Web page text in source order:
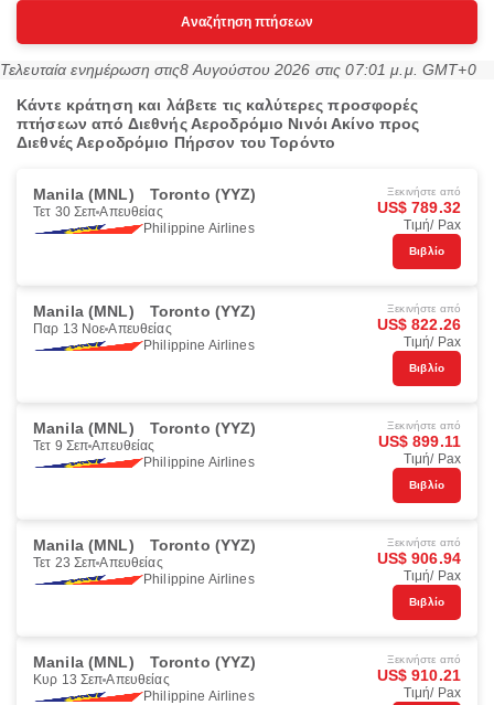
Αναζήτηση πτήσεων
Τελευταία ενημέρωση στις8 Αυγούστου 2026 στις 07:01 μ.μ. GMT+0
Κάντε κράτηση και λάβετε τις καλύτερες προσφορές
πτήσεων από Διεθνής Αεροδρόμιο Νινόι Ακίνο προς
Διεθνές Αεροδρόμιο Πήρσον του Τορόντο
Manila (MNL) Toronto (YYZ)
Τετ 30 Σεπ Απευθείας
Philippine Airlines
Ξεκινήστε από
US$ 789.32
Τιμή/ Pax
Βιβλίο
Manila (MNL) Toronto (YYZ)
Παρ 13 Νοε Απευθείας
Philippine Airlines
Ξεκινήστε από
US$ 822.26
Τιμή/ Pax
Βιβλίο
Manila (MNL) Toronto (YYZ)
Τετ 9 Σεπ Απευθείας
Philippine Airlines
Ξεκινήστε από
US$ 899.11
Τιμή/ Pax
Βιβλίο
Manila (MNL) Toronto (YYZ)
Τετ 23 Σεπ Απευθείας
Philippine Airlines
Ξεκινήστε από
US$ 906.94
Τιμή/ Pax
Βιβλίο
Manila (MNL) Toronto (YYZ)
Κυρ 13 Σεπ Απευθείας
Philippine Airlines
Ξεκινήστε από
US$ 910.21
Τιμή/ Pax